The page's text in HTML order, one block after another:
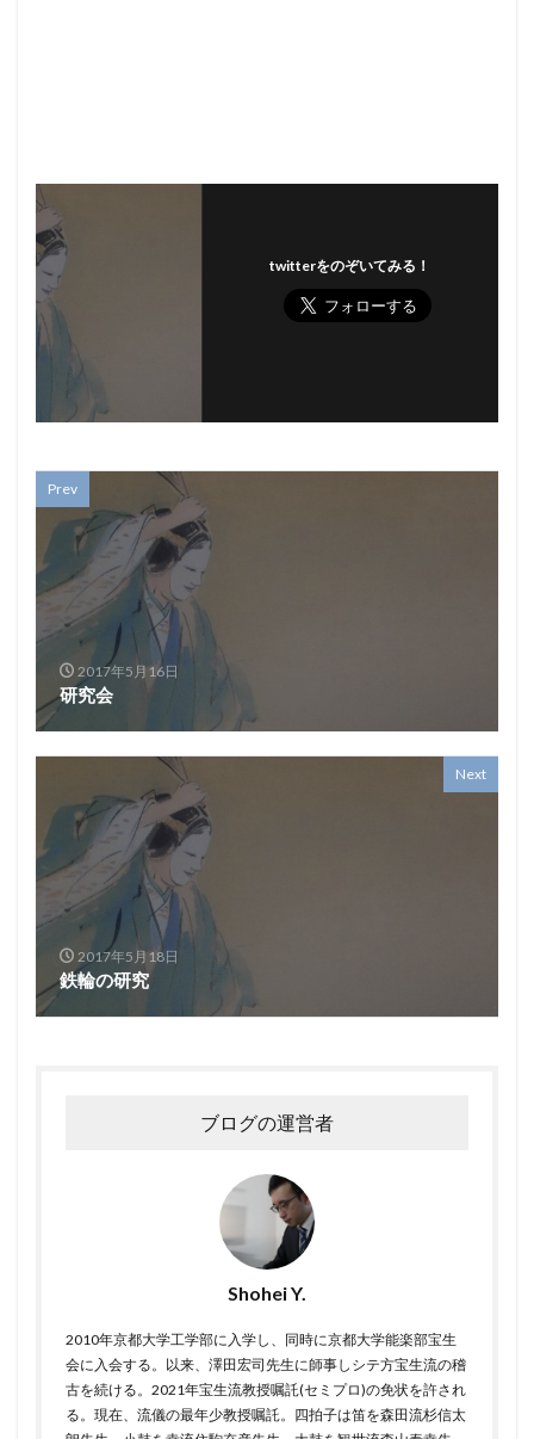
twitterをのぞいてみる！
Prev
2017年5月16日
研究会
Next
2017年5月18日
鉄輪の研究
ブログの運営者
Shohei Y.
2010年京都大学工学部に入学し、同時に京都大学能楽部宝生
会に入会する。以来、澤田宏司先生に師事しシテ方宝生流の稽
古を続ける。2021年宝生流教授嘱託(セミプロ)の免状を許され
る。現在、流儀の最年少教授嘱託。四拍子は笛を森田流杉信太